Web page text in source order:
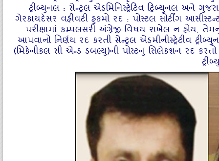
ટ્રીબ્‍યુનલ : સેન્‍ટ્રલ એડમિનિસ્‍ટ્રેટિવ ટ્રિબ્‍યુનલ અને
ગેરકાયદેસર વહીવટી હુકમો રદ : પોસ્‍ટલ સોર્ટીંગ
પરીક્ષામાં કમ્‍પલસરી અંગ્રેજી વિષય રાખેલ ન હોય,
આપવાનો નિર્ણય રદ કરતી સેન્‍ટ્રલ એડમીનીસ્‍ટ્રેટીવ
(મિકેનીકલ સી એન્‍ડ ડબલ્‍યુ)ની પોસ્‍ટનું સિલેકશન રદ કરતો